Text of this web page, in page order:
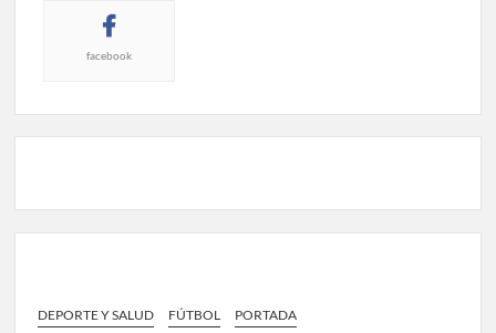
facebook
DEPORTE Y SALUD FÚTBOL PORTADA